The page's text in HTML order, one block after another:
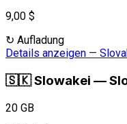
9,00 $
↻ Aufladung
Details anzeigen —
🇸🇰Slowakei —
20 GB